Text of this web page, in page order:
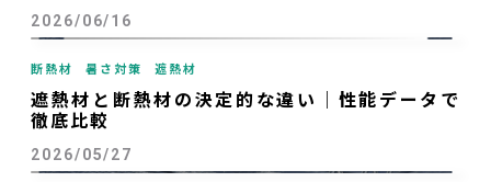
2026/06/16
断熱材 暑さ対策 遮熱材
遮熱材と断熱材の決定的な違い｜性能データで
徹底比較
2026/05/27